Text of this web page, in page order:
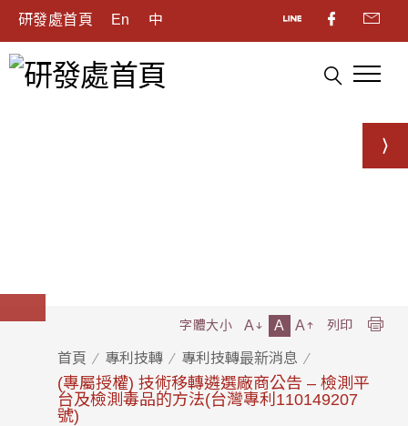
研發處首頁 En 中
首頁 專利技轉 專利技轉最新消息
(專屬授權) 技術移轉遴選廠商公告 – 檢測平
台及檢測毒品的方法(台灣專利110149207
號)
字體大小 A A A 列印